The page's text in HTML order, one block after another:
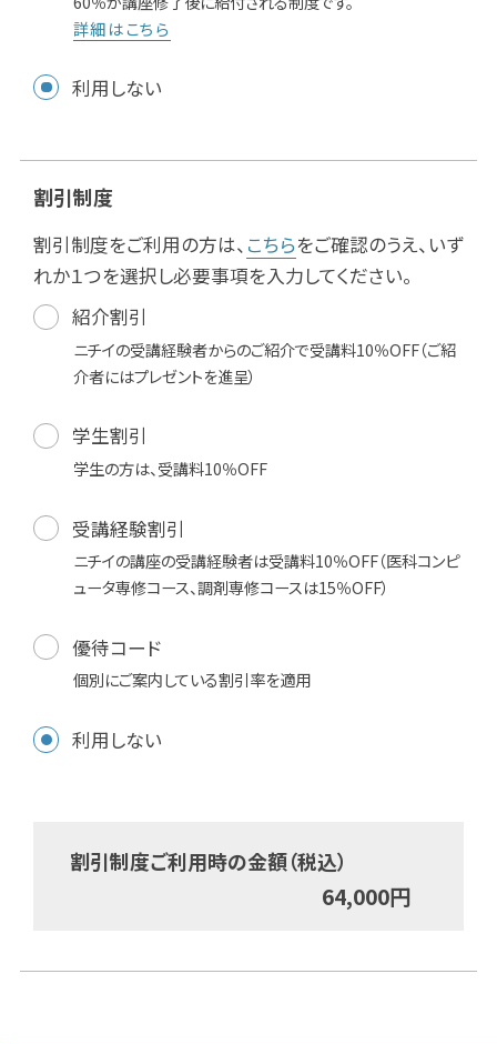
詳細はこちら
利用しない
割引制度
割引制度をご利用の方は、 こちらをご確認のうえ、いず
れか１つを選択し必要事項を入力してください。
紹介割引
ニチイの受講経験者からのご紹介で受講料10％OFF（ご紹
介者にはプレゼントを進呈）
学生割引
学生の方は、受講料10％OFF
受講経験割引
ニチイの講座の受講経験者は受講料10％OFF（医科コンピ
ュータ専修コース、調剤専修コースは15％OFF）
優待コード
個別にご案内している割引率を適用
利用しない
割引制度ご利用時の金額（税込）
64,000円